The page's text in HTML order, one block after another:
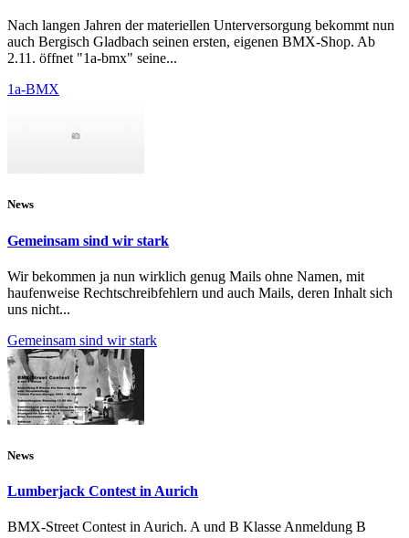
Nach langen Jahren der materiellen Unterversorgung bekommt nun
auch Bergisch Gladbach seinen ersten, eigenen BMX-Shop. Ab
2.11. öffnet "1a-bmx" seine...
1a-BMX
News
Gemeinsam sind wir stark
Wir bekommen ja nun wirklich genug Mails ohne Namen, mit
haufenweise Rechtschreibfehlern und auch Mails, deren Inhalt sich
uns nicht...
Gemeinsam sind wir stark
News
Lumberjack Contest in Aurich
BMX-Street Contest in Aurich. A und B Klasse Anmeldung B